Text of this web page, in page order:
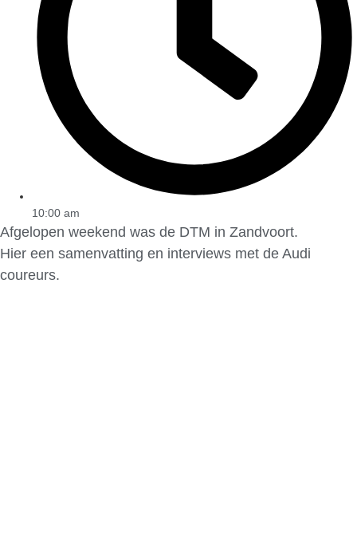
10:00 am
Afgelopen weekend was de DTM in Zandvoort.
Hier een samenvatting en interviews met de Audi
coureurs.